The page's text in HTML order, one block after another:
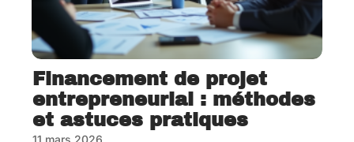
Financement de projet
entrepreneurial : méthodes
et astuces pratiques
11 mars 2026